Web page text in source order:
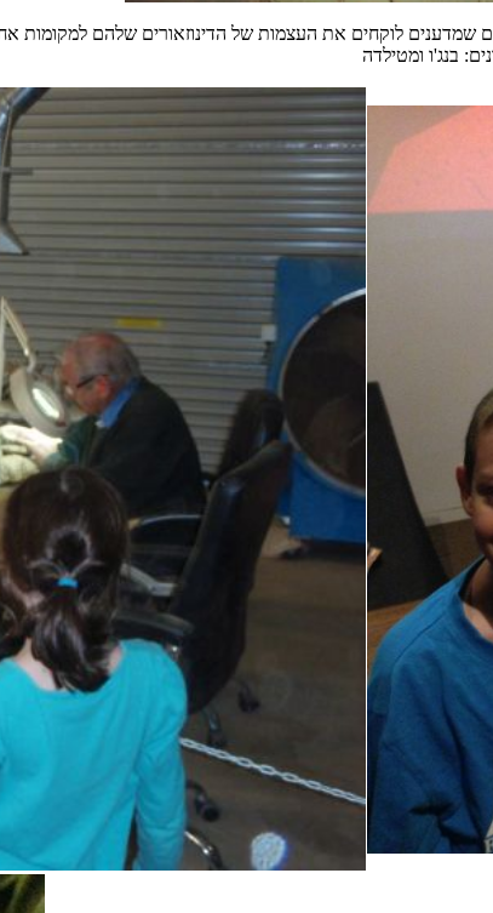
שמדענים לוקחים את העצמות של הדינוזאורים שלהם
בנג'ו ומטילדה